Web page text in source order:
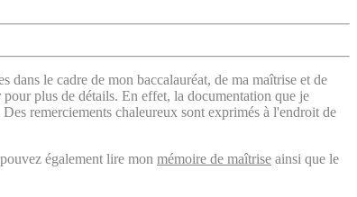
dans le cadre de mon baccalauréat, de ma maîtrise et de
plus de détails. En effet, la documentation que je
remerciements chaleureux sont exprimés à l'endroit de
également lire mon mémoire de maîtrise ainsi que le